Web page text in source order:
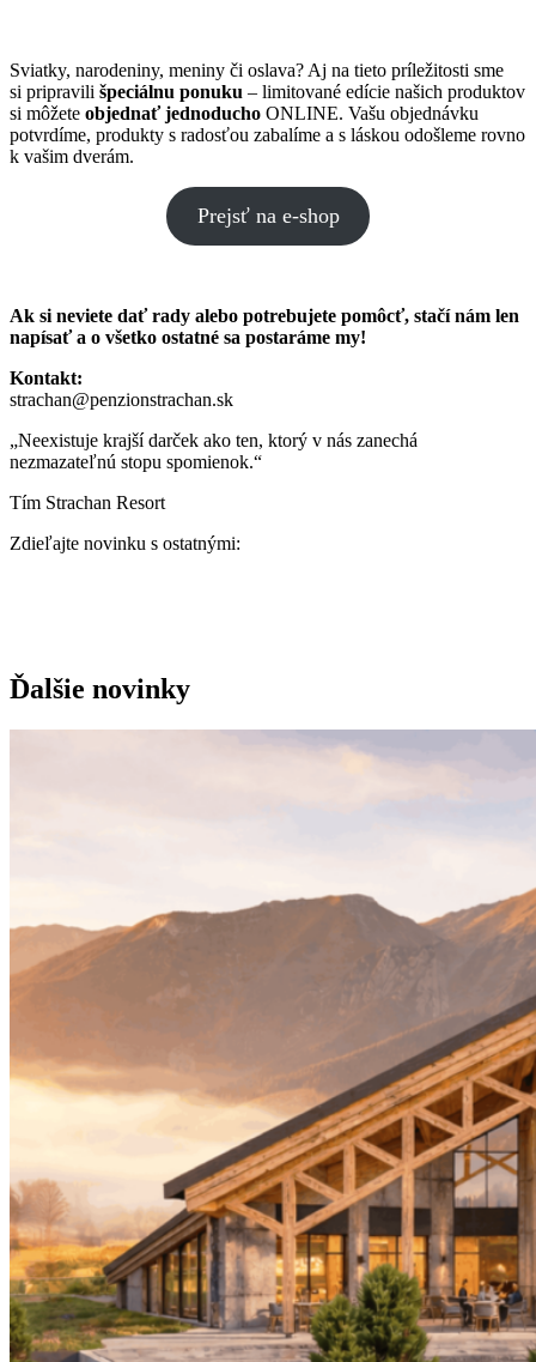
Sviatky, narodeniny, meniny či oslava? Aj na tieto príležitosti sme
si pripravili špeciálnu ponuku – limitované edície našich produktov
si môžete objednať jednoducho ONLINE. Vašu objednávku
potvrdíme, produkty s radosťou zabalíme a s láskou odošleme rovno
k vašim dverám.
Prejsť na e-shop
Ak si neviete dať rady alebo potrebujete pomôcť, stačí nám len
napísať a o všetko ostatné sa postaráme my!
Kontakt:
strachan@penzionstrachan.sk
„Neexistuje krajší darček ako ten, ktorý v nás zanechá
nezmazateľnú stopu spomienok.“
Tím Strachan Resort
Zdieľajte novinku s ostatnými:
Ďalšie novinky